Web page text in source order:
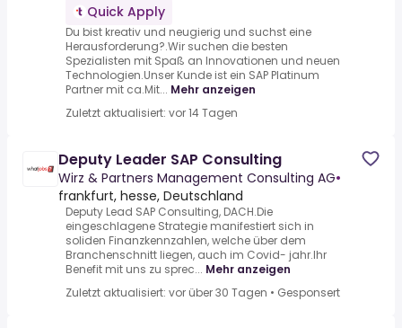
Quick Apply
Du bist kreativ und neugierig und suchst eine
Herausforderung?.Wir suchen die besten
Spezialisten mit Spaß an Innovationen und neuen
Technologien.Unser Kunde ist ein SAP Platinum
Partner mit ca.Mit... Mehr anzeigen
Zuletzt aktualisiert: vor 14 Tagen
Deputy Leader SAP Consulting
Wirz & Partners Management Consulting AG•
frankfurt, hesse, Deutschland
Deputy Lead SAP Consulting, DACH.Die
eingeschlagene Strategie manifestiert sich in
soliden Finanzkennzahlen, welche über dem
Branchenschnitt liegen, auch im Covid- jahr.Ihr
Benefit mit uns zu sprec... Mehr anzeigen
Zuletzt aktualisiert: vor über 30 Tagen • Gesponsert